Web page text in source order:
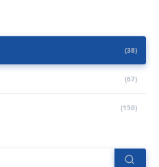
(38)
(67)
(150)